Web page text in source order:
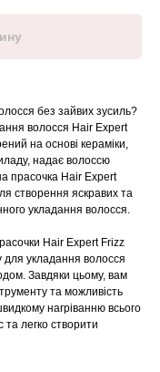
без зайвих зусиль?
волосся Hair Expert
на основі кераміки,
надає волоссю
прасочка Hair Expert
створення яскравих та
укладання волосся.
Hair Expert Frizz
укладання волосся
Завдяки цьому, вам
та можливість
нагріванню всього
легко створити